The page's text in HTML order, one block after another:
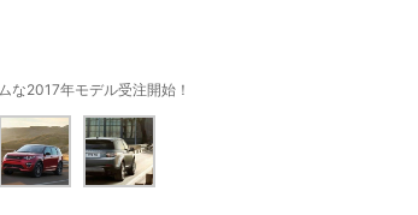
な2017年モデル受注開始！